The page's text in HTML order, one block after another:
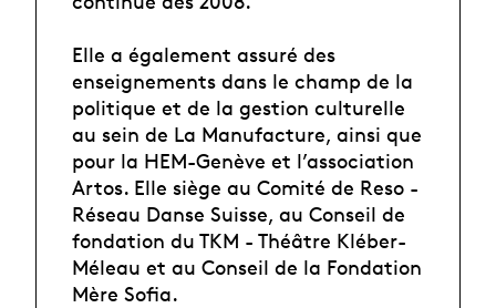
Elle a également assuré des
enseignements dans le champ de la
politique et de la gestion culturelle
au sein de La Manufacture, ainsi que
pour la HEM-Genève et l’association
Artos. Elle siège au Comité de Reso -
Réseau Danse Suisse, au Conseil de
fondation du TKM - Théâtre Kléber-
Méleau et au Conseil de la Fondation
Mère Sofia.